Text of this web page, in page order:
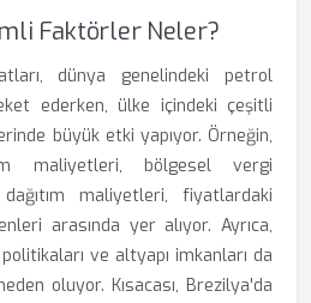
Faktörler Neler?
dünya genelindeki petrol
ederken, ülke içindeki çeşitli
büyük etki yapıyor. Örneğin,
maliyetleri, bölgesel vergi
maliyetleri, fiyatlardaki
arasında yer alıyor. Ayrıca,
ve altyapı imkanları da
oluyor. Kısacası, Brezilya'da